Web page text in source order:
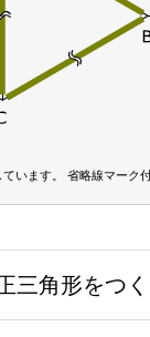
ています。 省略線マー
三角形をつ
五芒星｜